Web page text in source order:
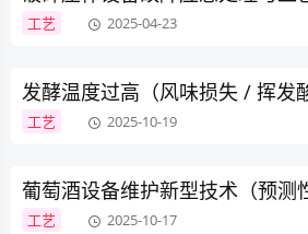
工艺 2025-04-23
发酵温度过高（风味损失 / 挥发
工艺 2025-10-19
葡萄酒设备维护新型技术（预
工艺 2025-10-17